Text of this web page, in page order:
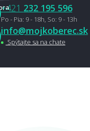
+421 232 195 596
Po - Pia: 9 - 18h, So: 9 - 13h
info@mojkoberec.sk
Spýtajte sa na chate